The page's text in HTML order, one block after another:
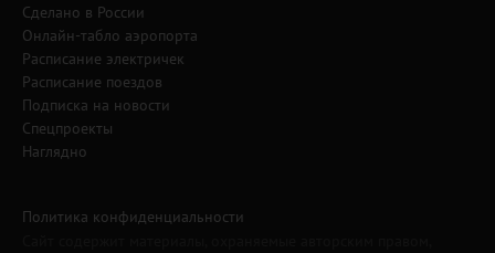
Сделано в России
Онлайн-табло аэропорта
Расписание электричек
Расписание поездов
Подписка на новости
Спецпроекты
Наглядно
Политика конфиденциальности